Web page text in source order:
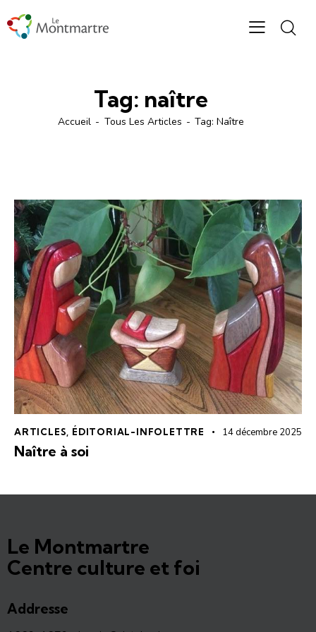
Tag: naître
Accueil Tous Les Articles Tag: Naître
ARTICLES, ÉDITORIAL-INFOLETTRE 14 décembre 2025
Naître à soi
Le Montmartre
Centre culture et foi
Addresse